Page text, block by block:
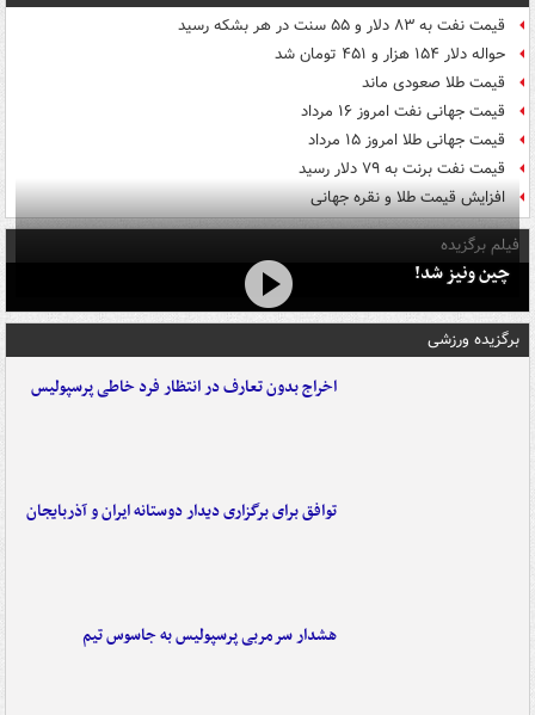
قیمت نفت به ۸۳ دلار و ۵۵ سنت در هر بشکه رسید
حواله دلار ۱۵۴ هزار و ۴۵۱ تومان شد
قیمت طلا صعودی ماند
قیمت جهانی نفت امروز ۱۶ مرداد
قیمت جهانی طلا امروز ۱۵ مرداد
قیمت نفت برنت به ۷۹ دلار رسید
افزایش قیمت طلا و نقره جهانی
فیلم برگزیده
چین ونیز شد!
برگزیده ورزشی
اخراج بدون تعارف در انتظار فرد خاطی پرسپولیس
توافق برای برگزاری دیدار دوستانه ایران و آذربایجان
هشدار سرمربی پرسپولیس به جاسوس تیم